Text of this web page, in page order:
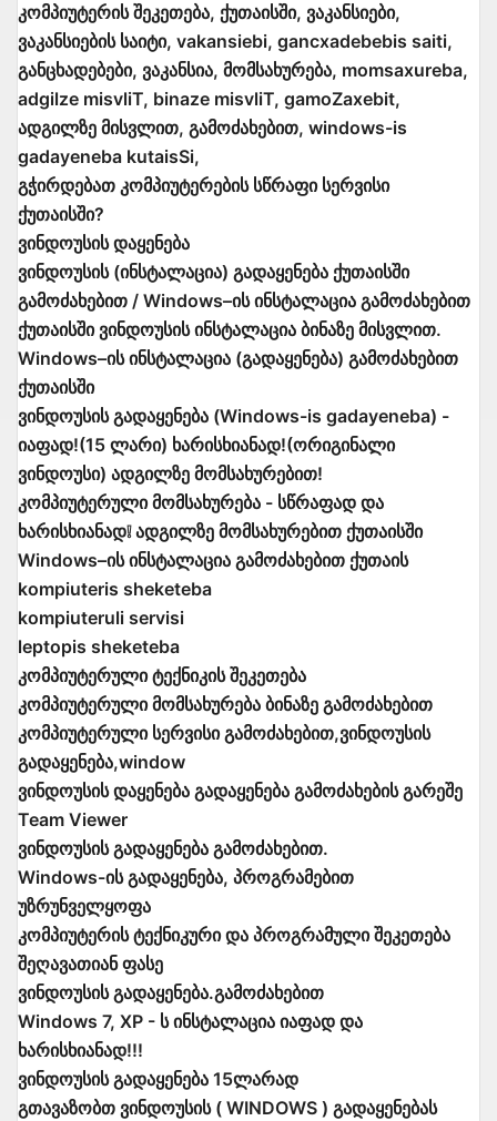
კომპიუტერის შეკეთება, ქუთაისში, ვაკანსიები,
ვაკანსიების საიტი, vakansiebi, gancxadebebis saiti,
განცხადებები, ვაკანსია, მომსახურება, momsaxureba,
adgilze misvliT, binaze misvliT, gamoZaxebit,
ადგილზე მისვლით, გამოძახებით, windows-is
gadayeneba kutaisSi,
გჭირდებათ კომპიუტერების სწრაფი სერვისი
ქუთაისში?
ვინდოუსის დაყენება
ვინდოუსის (ინსტალაცია) გადაყენება ქუთაისში
გამოძახებით / Windows–ის ინსტალაცია გამოძახებით
ქუთაისში ვინდოუსის ინსტალაცია ბინაზე მისვლით.
Windows–ის ინსტალაცია (გადაყენება) გამოძახებით
ქუთაისში
ვინდოუსის გადაყენება (Windows-is gadayeneba) -
იაფად!(15 ლარი) ხარისხიანად!(ორიგინალი
ვინდოუსი) ადგილზე მომსახურებით!
კომპიუტერული მომსახურება - სწრაფად და
ხარისხიანად❕ ადგილზე მომსახურებით ქუთაისში
Windows–ის ინსტალაცია გამოძახებით ქუთაის
kompiuteris sheketeba
kompiuteruli servisi
leptopis sheketeba
კომპიუტერული ტექნიკის შეკეთება
კომპიუტერული მომსახურება ბინაზე გამოძახებით
კომპიუტერული სერვისი გამოძახებით,ვინდოუსის
გადაყენება,window
ვინდოუსის დაყენება გადაყენება გამოძახების გარეშე
Team Viewer
ვინდოუსის გადაყენება გამოძახებით.
Windows-ის გადაყენება, პროგრამებით
უზრუნველყოფა
კომპიუტერის ტექნიკური და პროგრამული შეკეთება
შეღავათიან ფასე
ვინდოუსის გადაყენება.გამოძახებით
Windows 7, XP - ს ინსტალაცია იაფად და
ხარისხიანად!!!
ვინდოუსის გადაყენება 15ლარად
გთავაზობთ ვინდოუსის ( WINDOWS ) გადაყენებას